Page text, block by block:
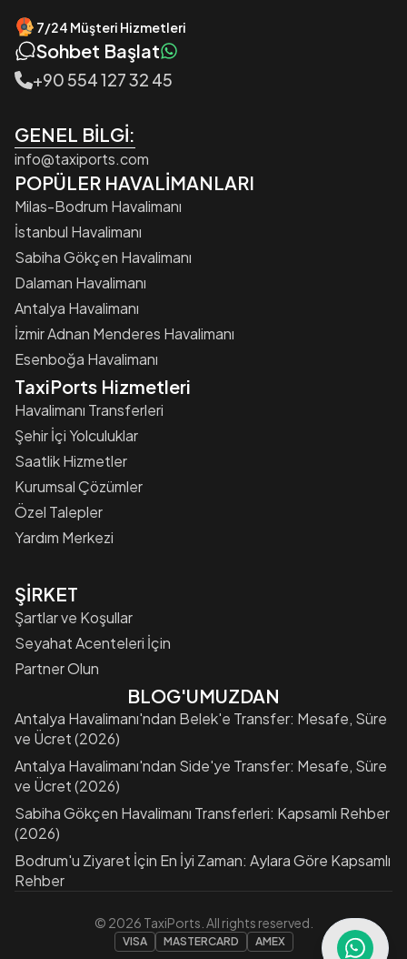
7/24 Müşteri Hizmetleri
Sohbet Başlat
+90 554 127 32 45
GENEL BİLGİ:
info@taxiports.com
POPÜLER HAVALİMANLARI
Milas-Bodrum Havalimanı
İstanbul Havalimanı
Sabiha Gökçen Havalimanı
Dalaman Havalimanı
Antalya Havalimanı
İzmir Adnan Menderes Havalimanı
Esenboğa Havalimanı
TaxiPorts Hizmetleri
Havalimanı Transferleri
Şehir İçi Yolculuklar
Saatlik Hizmetler
Kurumsal Çözümler
Özel Talepler
Yardım Merkezi
ŞİRKET
Şartlar ve Koşullar
Seyahat Acenteleri İçin
Partner Olun
BLOG'UMUZDAN
Antalya Havalimanı'ndan Belek'e Transfer: Mesafe, Süre
ve Ücret (2026)
Antalya Havalimanı'ndan Side'ye Transfer: Mesafe, Süre
ve Ücret (2026)
Sabiha Gökçen Havalimanı Transferleri: Kapsamlı Rehber
(2026)
Bodrum'u Ziyaret İçin En İyi Zaman: Aylara Göre Kapsamlı
Rehber
© 2026 TaxiPorts. All rights reserved.
VISA MASTERCARD AMEX